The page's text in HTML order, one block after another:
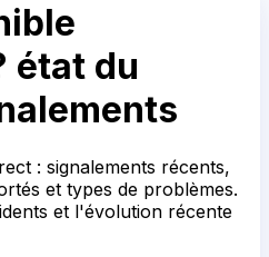
état du
: signalements récents,
et types de problèmes.
et l'évolution récente